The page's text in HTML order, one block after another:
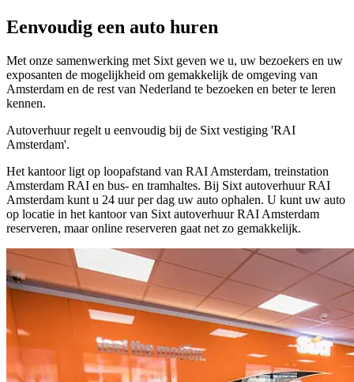
Eenvoudig een auto huren
Met onze samenwerking met Sixt geven we u, uw bezoekers en uw
exposanten de mogelijkheid om gemakkelijk de omgeving van
Amsterdam en de rest van Nederland te bezoeken en beter te leren
kennen.
Autoverhuur regelt u eenvoudig bij de Sixt vestiging 'RAI
Amsterdam'.
Het kantoor ligt op loopafstand van RAI Amsterdam, treinstation
Amsterdam RAI en bus- en tramhaltes. Bij Sixt autoverhuur RAI
Amsterdam kunt u 24 uur per dag uw auto ophalen. U kunt uw auto
op locatie in het kantoor van Sixt autoverhuur RAI Amsterdam
reserveren, maar online reserveren gaat net zo gemakkelijk.